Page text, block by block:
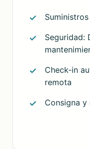
Seguridad:
Check-in
remota
Consigna